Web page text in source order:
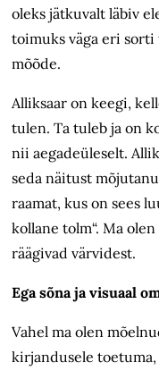
oleks jätkuvalt läbiv
toimuks väga eri
mõõde.
Alliksaar on keegi,
tulen. Ta tuleb ja on
nii aegadeüleselt.
seda näitust
raamat, kus on sees
kollane tolm“. Ma
räägivad värvidest.
Ega sõna ja visuaal
Vahel ma olen
kirjandusele